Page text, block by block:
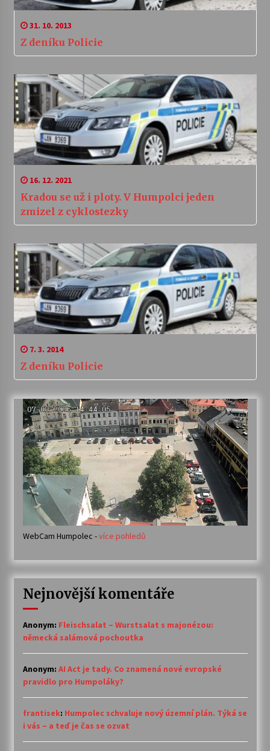
31. 10. 2013
Z deníku Policie
16. 12. 2021
Kradou se už i ploty. V Humpolci jeden
zmizel z cyklostezky
7. 3. 2014
Z deníku Policie
WebCam Humpolec -více pohledů
Nejnovější komentáře
Anonym: Fleischsalat – Wurstsalat s majonézou:
německá salámová pochoutka
Anonym: AI Act je tady. Co znamená nové evropské
pravidlo pro Humpoláky?
frantisek: Humpolec schvaluje nový územní plán. Týká se
i vás – a teď je čas se ozvat